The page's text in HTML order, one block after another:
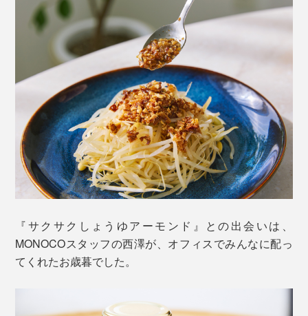
『サクサクしょうゆアーモンド』との出会いは、
MONOCOスタッフの西澤が、オフィスでみんなに配っ
てくれたお歳暮でした。